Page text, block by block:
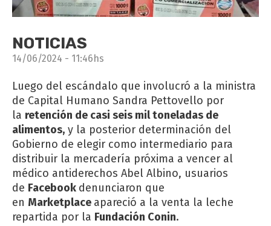
NOTICIAS
14/06/2024 - 11:46hs
Luego del escándalo que involucró a la ministra
de Capital Humano Sandra Pettovello por
la retención de casi seis mil toneladas de
alimentos, y la posterior determinación del
Gobierno de elegir como intermediario para
distribuir la mercadería próxima a vencer al
médico antiderechos Abel Albino, usuarios
de Facebook denunciaron que
en Marketplace apareció a la venta la leche
repartida por la Fundación Conin.